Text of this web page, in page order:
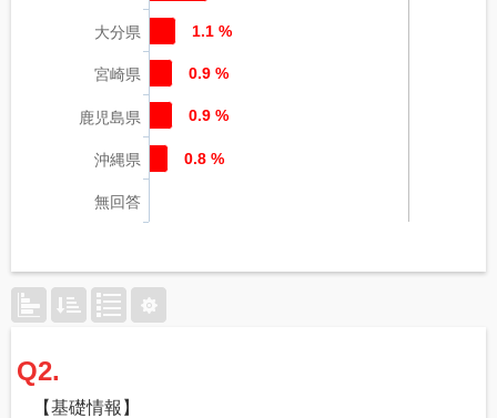
大分県
宮崎県
鹿児島県
沖縄県
無回答
1.1 %
0.9 %
0.9 %
0.8 %
Q2.
【基礎情報】